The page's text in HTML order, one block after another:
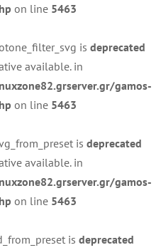
on line 5463
is deprecated
available. in
gamos-
on line 5463
is deprecated
available. in
gamos-
on line 5463
is deprecated